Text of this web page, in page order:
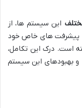
این سیستم ها، از
پیشرفت های خاص خود
است. درک این تکامل،
و بهبودهای این سیستم